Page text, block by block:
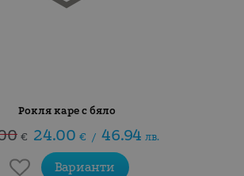
Рокля каре с бяло
€ 24.00 € / 46.94 лв.
Варианти